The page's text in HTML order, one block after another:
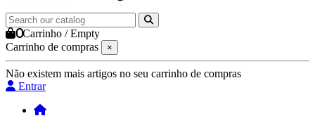
0Carrinho /Empty
Carrinho de compras
×
Não existem mais artigos no seu carrinho de compras
Entrar